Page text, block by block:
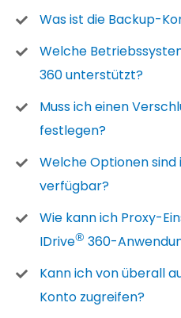
Was ist die Backup-
Welche
360 unterstützt?
Muss ich einen
festlegen?
Welche Optionen sind
verfügbar?
Wie kann ich Proxy-
IDrive® 360-
Kann ich von überall
Konto zugreifen?